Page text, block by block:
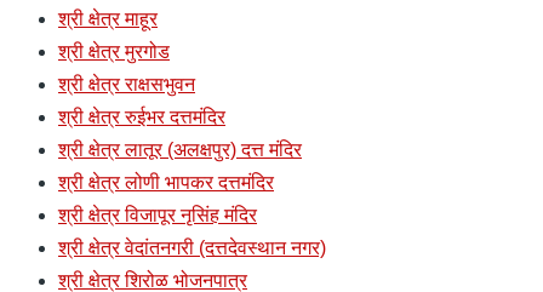
श्री क्षेत्र माहूर
श्री क्षेत्र मुरगोड
श्री क्षेत्र राक्षसभुवन
श्री क्षेत्र रुईभर दत्तमंदिर
श्री क्षेत्र लातूर (अलक्षपुर) दत्त मंदिर
श्री क्षेत्र लोणी भापकर दत्तमंदिर
श्री क्षेत्र विजापूर नृसिंह मंदिर
श्री क्षेत्र वेदांतनगरी (दत्तदेवस्थान नगर)
श्री क्षेत्र शिरोळ भोजनपात्र